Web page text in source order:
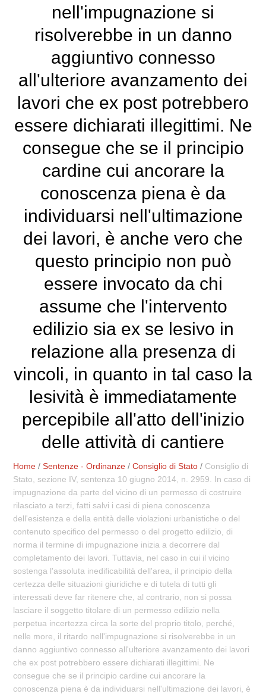
nell'impugnazione si
risolverebbe in un danno
aggiuntivo connesso
all'ulteriore avanzamento dei
lavori che ex post potrebbero
essere dichiarati illegittimi. Ne
consegue che se il principio
cardine cui ancorare la
conoscenza piena è da
individuarsi nell'ultimazione
dei lavori, è anche vero che
questo principio non può
essere invocato da chi
assume che l'intervento
edilizio sia ex se lesivo in
relazione alla presenza di
vincoli, in quanto in tal caso la
lesività è immediatamente
percepibile all'atto dell'inizio
delle attività di cantiere
Home /Sentenze - Ordinanze /Consiglio di Stato / Consiglio di
Stato, sezione IV, sentenza 10 giugno 2014, n. 2959. In caso di
impugnazione da parte del vicino di un permesso di costruire
rilasciato a terzi, fatti salvi i casi di piena conoscenza
dell'esistenza e della entità delle violazioni urbanistiche o del
contenuto specifico del permesso o del progetto edilizio, di
norma il termine di impugnazione inizia a decorrere dal
completamento dei lavori. Tuttavia, nel caso in cui il vicino
sostenga l'assoluta inedificabilità dell'area, il principio della
certezza delle situazioni giuridiche e di tutela di tutti gli
interessati deve far ritenere che, al contrario, non si possa
lasciare il soggetto titolare di un permesso edilizio nella
perpetua incertezza circa la sorte del proprio titolo, perché,
nelle more, il ritardo nell'impugnazione si risolverebbe in un
danno aggiuntivo connesso all'ulteriore avanzamento dei lavori
che ex post potrebbero essere dichiarati illegittimi. Ne
consegue che se il principio cardine cui ancorare la
conoscenza piena è da individuarsi nell'ultimazione dei lavori, è